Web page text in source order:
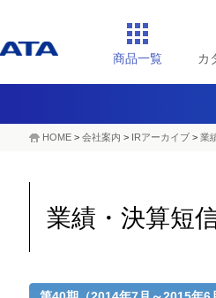
商品一覧 カ
HOME > 会社案内 > IRアーカイブ > 業
業績・決算短